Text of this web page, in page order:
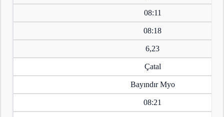
08:11
08:18
6,23
Çatal
Bayındır Myo
08:21